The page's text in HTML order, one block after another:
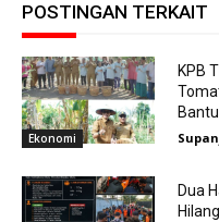
POSTINGAN TERKAIT
Ekonomi
KPB
Dua